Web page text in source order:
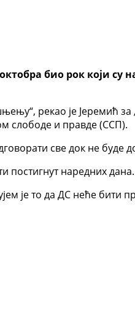
био рок који су
рекао је Јеремић
слободе и правде (ССП).
све док не буде
постигнут наредних дана.
је то да ДС неће бити